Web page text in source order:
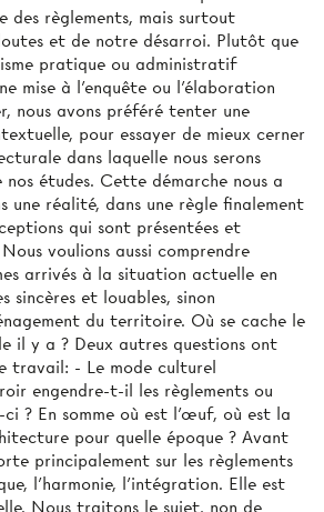
des règlements, mais surtout
et de notre désarroi. Plutôt que
pratique ou administratif
mise à l'enquête ou l'élaboration
nous avons préféré tenter une
pour essayer de mieux cerner
dans laquelle nous serons
nos études. Cette démarche nous a
une réalité, dans une règle finalement
qui sont présentées et
Nous voulions aussi comprendre
arrivés à la situation actuelle en
sincères et louables, sinon
du territoire. Où se cache le
il y a ? Deux autres questions ont
travail: - Le mode culturel
engendre-t-il les règlements ou
? En somme où est l'œuf, où est la
pour quelle époque ? Avant
principalement sur les règlements
l'harmonie, l'intégration. Elle est
Nous traitons le sujet, non de